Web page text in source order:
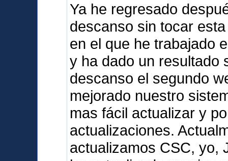
Ya he regresado
descanso sin tocar
en el que he trabajado
y ha dado un resultado
descanso el segundo
mejorado nuestro
mas fácil actualizar y
actualizaciones.
actualizamos CSC, yo,